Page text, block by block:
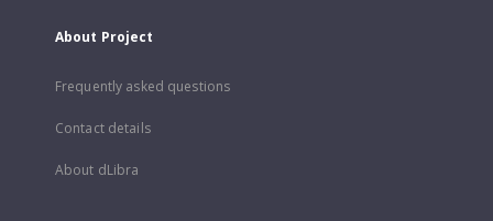
About Project
Frequently asked questions
Contact details
About dLibra